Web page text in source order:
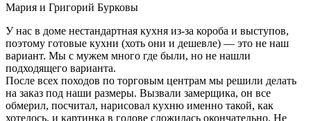
Мария и Григорий Бурковы
У нас в доме нестандартная кухня из-за короба и выступов,
поэтому готовые кухни (хоть они и дешевле) — это не наш
вариант. Мы с мужем много где были, но не нашли
подходящего варианта.
После всех походов по торговым центрам мы решили делать
на заказ под наши размеры. Вызвали замерщика, он все
обмерил, посчитал, нарисовал кухню именно такой, как
хотелось, и картинка в голове сложилась окончательно. Не